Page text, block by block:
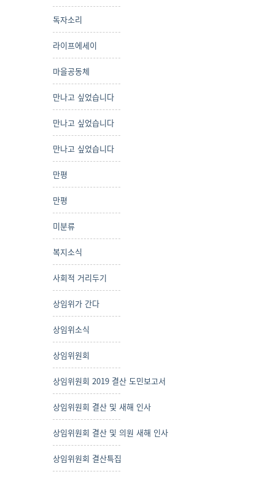
독자소리
라이프에세이
마을공동체
만나고 싶었습니다
만나고 싶었습니다
만나고 싶었습니다
만평
만평
미분류
복지소식
사회적 거리두기
상임위가 간다
상임위소식
상임위원회
상임위원회 2019 결산 도민보고서
상임위원회 결산 및 새해 인사
상임위원회 결산 및 의원 새해 인사
상임위원회 결산특집